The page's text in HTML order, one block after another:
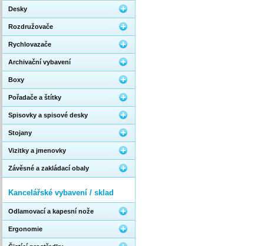
Desky
Rozdružovače
Rychlovazače
Archivační vybavení
Boxy
Pořadače a štítky
Spisovky a spisové desky
Stojany
Vizitky a jmenovky
Závěsné a zakládací obaly
Kancelářské vybavení / sklad
Odlamovací a kapesní nože
Ergonomie